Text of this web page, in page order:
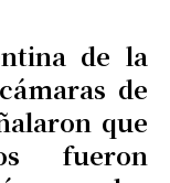
de la
de
que
fueron